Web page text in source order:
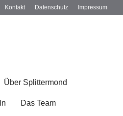
Impressum
Datenschutz
Kontakt
Über Splittermond
Das Team